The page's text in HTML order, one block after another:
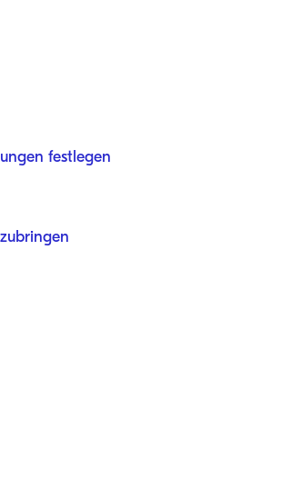
festlegen